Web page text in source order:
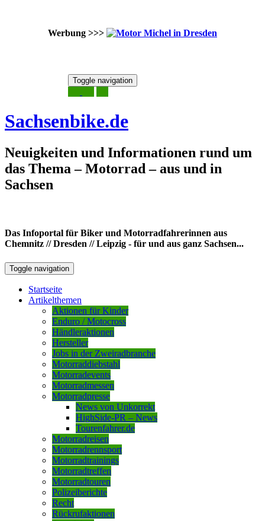
Werbung >>>
Toggle navigation
Sachsenbike.de
Neuigkeiten und Informationen rund um
das Thema – Motorrad – aus und in
Sachsen
Das Infoportal für Biker und Motorradfahrerinnen aus
Chemnitz // Dresden // Leipzig - für und aus ganz Sachsen...
Toggle navigation
Startseite
Artikelthemen
Aktionen für Kinder
Enduro / Motocross
Händleraktionen
Hersteller
Jobs in der Zweiradbranche
Motorraddiebstahl
Motorradevents
Motorradmessen
Motorradpresse
News von Unkorrekt
HighSide-PR – News
Tourenfahrer.de
Motorradreisen
Motorradrennsport
Motorradtrainings
Motorradtreffen
Motorradtouren
Polizeiberichte
Recht
Rückrufaktionen